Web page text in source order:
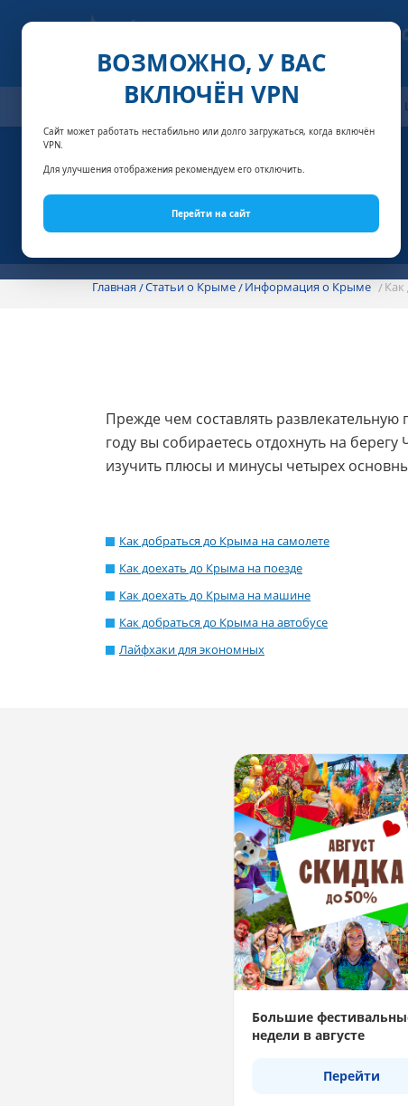
ВОЗМОЖНО, У ВАС
ВКЛЮЧЁН VPN
Сайт может работать нестабильно или долго загружаться, когда включён
VPN.
Для улучшения отображения рекомендуем его отключить.
Перейти на сайт
СПЕЦПРЕДЛОЖЕНИЯ АКЦИИ НОМЕРА И
Главная Статьи о Крыме Информация о Крыме
Прежде чем составлять развлекательную
году вы собираетесь отдохнуть на
изучить плюсы и минусы четырех
Как добраться до Крыма на самолете
Как доехать до Крыма на поезде
Как доехать до Крыма на машине
Как добраться до Крыма на автобусе
Лайфхаки для экономных
Большие
недели в августе
Перейти